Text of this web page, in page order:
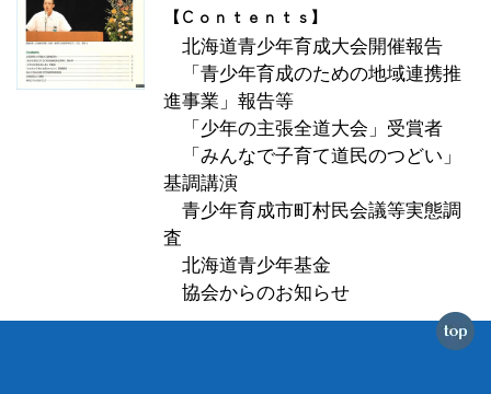
【Ｃｏｎｔｅｎｔｓ】
北海道青少年育成大会開催報告
「青少年育成のための地域連携推
進事業」報告等
「少年の主張全道大会」受賞者
「みんなで子育て道民のつどい」
基調講演
青少年育成市町村民会議等実態調
査
北海道青少年基金
協会からのお知らせ